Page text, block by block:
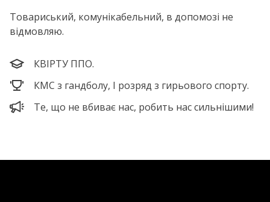
Товариський, комунікабельний, в допомозі не
відмовляю.
КВІРТУ ППО.
КМС з гандболу, І розряд з гирьового спорту.
Те, що не вбиває нас, робить нас сильнішими!